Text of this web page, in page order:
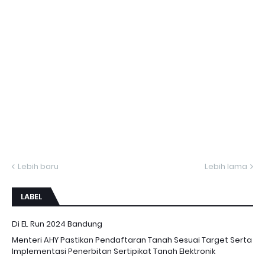
Lebih baru Lebih lama
LABEL
Di EL Run 2024 Bandung
Menteri AHY Pastikan Pendaftaran Tanah Sesuai Target Serta
Implementasi Penerbitan Sertipikat Tanah Elektronik